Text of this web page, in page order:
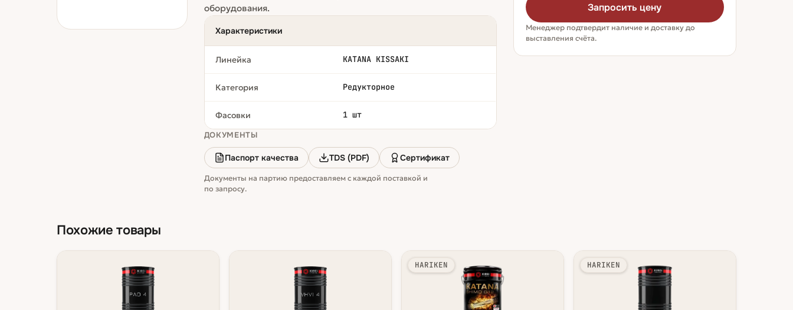
оборудования.
Характеристики
Линейка KATANA KISSAKI
Категория Редукторное
Фасовки 1 шт
ДОКУМЕНТЫ
Паспорт качества TDS (PDF) Сертификат
Документы на партию предоставляем с каждой поставкой и
по запросу.
Запросить цену
Менеджер подтвердит наличие и доставку до
выставления счёта.
Похожие товары
HARIKEN HARIKEN